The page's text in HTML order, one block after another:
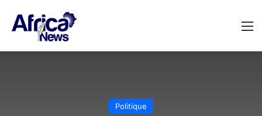
Politique